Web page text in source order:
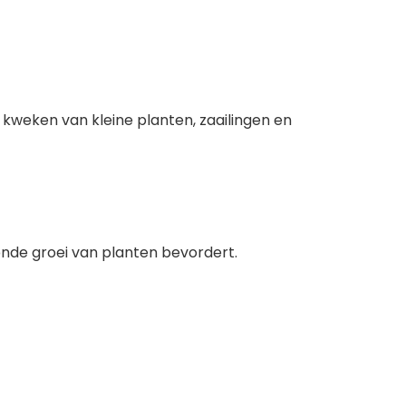
van kleine planten, zaailingen en
groei van planten bevordert.